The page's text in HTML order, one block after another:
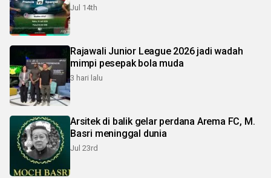
Jul 14th
Rajawali Junior League 2026 jadi wadah
mimpi pesepak bola muda
3 hari lalu
Arsitek di balik gelar perdana Arema FC, M.
Basri meninggal dunia
Jul 23rd